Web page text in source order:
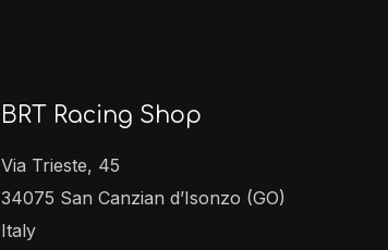
BRT Racing Shop
Via Trieste, 45
34075 San Canzian d’Isonzo (GO)
Italy